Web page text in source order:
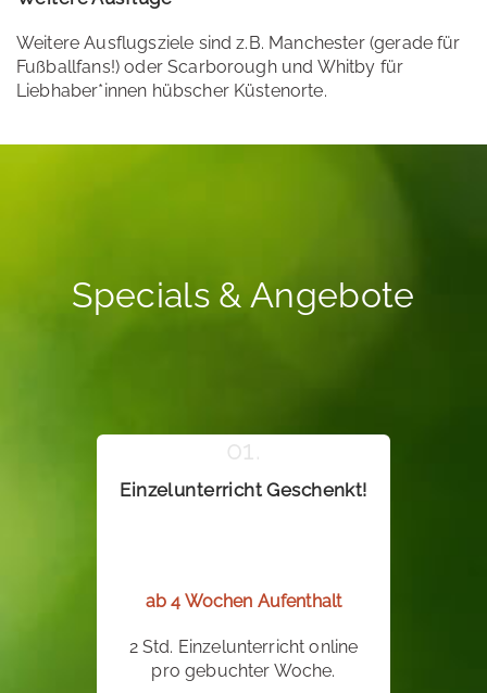
Weitere Ausflugsziele sind z.B. Manchester (gerade für
Fußballfans!) oder Scarborough und Whitby für
Liebhaber*innen hübscher Küstenorte.
Specials & Angebote
Einzelunterricht Geschenkt!
ab 4 Wochen Aufenthalt
2 Std. Einzelunterricht online
pro gebuchter Woche.